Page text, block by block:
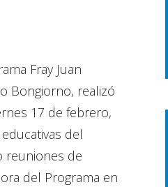
Fray Juan
Bongiorno, realizó
17 de febrero,
del
reuniones de
del Programa en